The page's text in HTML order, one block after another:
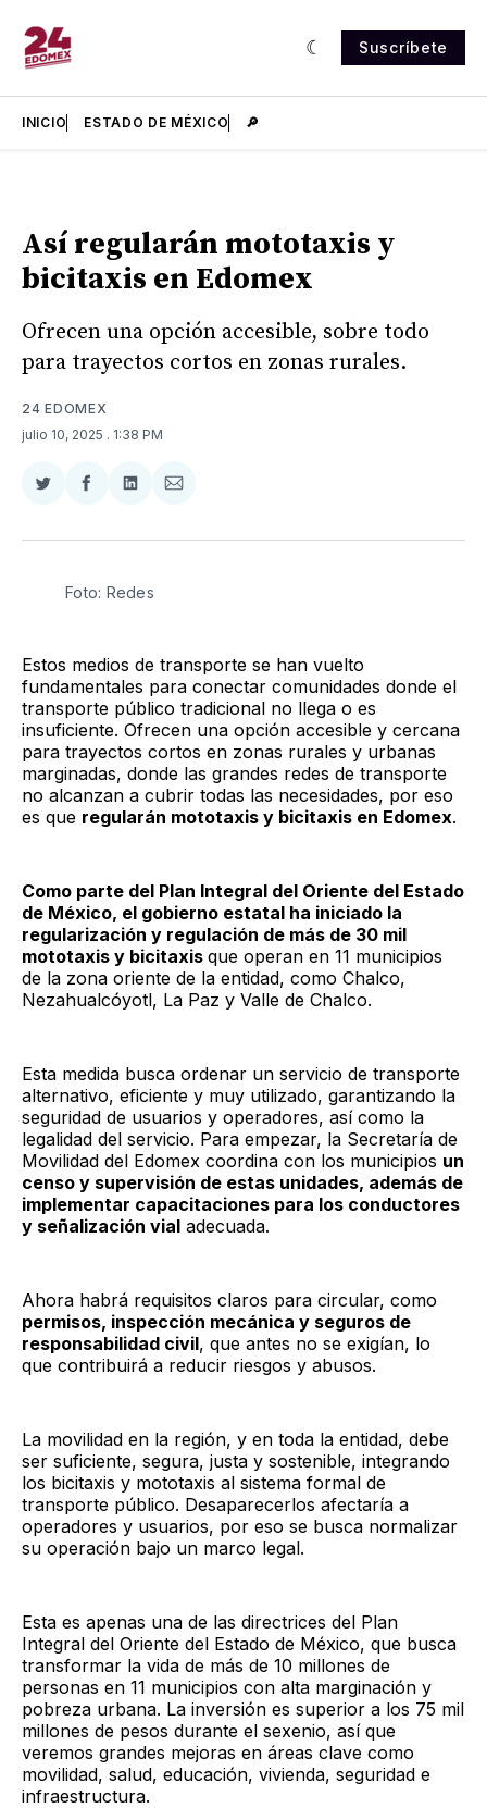
Suscríbete
INICIO ESTADO DE MÉXICO 🔎
Así regularán mototaxis y
bicitaxis en Edomex
Ofrecen una opción accesible, sobre todo
para trayectos cortos en zonas rurales.
24 EDOMEX
julio 10, 2025 . 1:38 PM
Compartir
Twitter
Compartir
Facebook
Compartir
LinkedIn
Compartir
Email
Foto: Redes
Estos medios de transporte se han vuelto
fundamentales para conectar comunidades donde el
transporte público tradicional no llega o es
insuficiente. Ofrecen una opción accesible y cercana
para trayectos cortos en zonas rurales y urbanas
marginadas, donde las grandes redes de transporte
no alcanzan a cubrir todas las necesidades, por eso
es que regularán mototaxis y bicitaxis en Edomex.
Como parte del Plan Integral del Oriente del Estado
de México, el gobierno estatal ha iniciado la
regularización y regulación de más de 30 mil
mototaxis y bicitaxis que operan en 11 municipios
de la zona oriente de la entidad, como Chalco,
Nezahualcóyotl, La Paz y Valle de Chalco.
Esta medida busca ordenar un servicio de transporte
alternativo, eficiente y muy utilizado, garantizando la
seguridad de usuarios y operadores, así como la
legalidad del servicio. Para empezar, la Secretaría de
Movilidad del Edomex coordina con los municipios un
censo y supervisión de estas unidades, además de
implementar capacitaciones para los conductores
y señalización vial adecuada.
Ahora habrá requisitos claros para circular, como
permisos, inspección mecánica y seguros de
responsabilidad civil, que antes no se exigían, lo
que contribuirá a reducir riesgos y abusos.
La movilidad en la región, y en toda la entidad, debe
ser suficiente, segura, justa y sostenible, integrando
los bicitaxis y mototaxis al sistema formal de
transporte público. Desaparecerlos afectaría a
operadores y usuarios, por eso se busca normalizar
su operación bajo un marco legal.
Esta es apenas una de las directrices del Plan
Integral del Oriente del Estado de México, que busca
transformar la vida de más de 10 millones de
personas en 11 municipios con alta marginación y
pobreza urbana. La inversión es superior a los 75 mil
millones de pesos durante el sexenio, así que
veremos grandes mejoras en áreas clave como
movilidad, salud, educación, vivienda, seguridad e
infraestructura.